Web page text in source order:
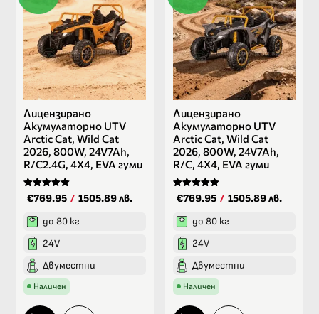
Лицензирано
Акумулаторно UTV
Arctic Cat, Wild Cat
2026, 800W, 24V7Ah,
R/C2.4G, 4X4, EVA гуми
Оценено на
5.00
€769.95 / 1505.89 лв.
до 80 кг
24V
Двуместни
Наличен
Лицензирано
Акумулаторно UTV
Arctic Cat, Wild Cat
2026, 800W, 24V7Ah,
R/C, 4X4, EVA гуми
Оценено на
5.00
€769.95 / 1505.89 лв.
до 80 кг
24V
Двуместни
Наличен